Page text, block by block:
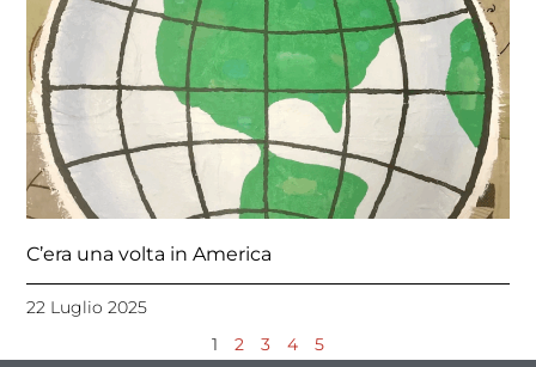
C’era una volta in America
22 Luglio 2025
1 2 3 4 5